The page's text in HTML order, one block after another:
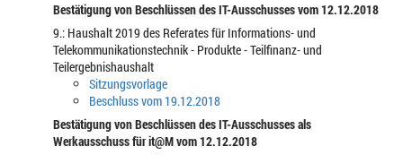
Bestätigung von Beschlüssen des IT-Ausschusses vom 12.12.2018
9.: Haushalt 2019 des Referates für Informations- und
Telekommunikationstechnik - Produkte - Teilfinanz- und
Teilergebnishaushalt
Sitzungsvorlage
Beschluss vom 19.12.2018
Bestätigung von Beschlüssen des IT-Ausschusses als
Werkausschuss für it@M vom 12.12.2018